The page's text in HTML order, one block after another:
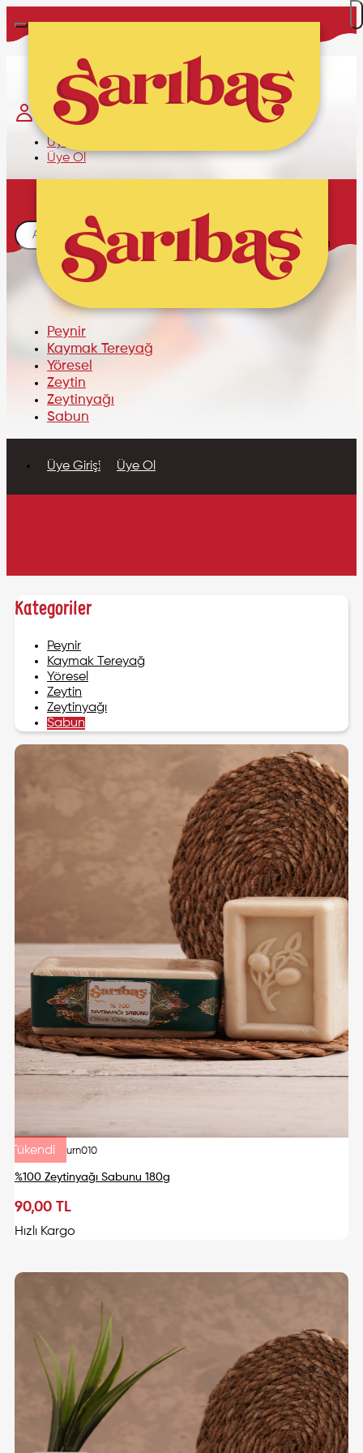
Hakkımızda
İletişim
Üye Girişi
Üye Ol
Sepetim
Alışveriş sepetinizde ürün
bulunmamaktadır.
Peynir
Kaymak Tereyağ
Yöresel
Zeytin
Zeytinyağı
Sabun
Üye Girişi Üye Ol
Kategoriler
Peynir
Kaymak Tereyağ
Yöresel
Zeytin
Zeytinyağı
Sabun
Tükendi urn010
%100 Zeytinyağı Sabunu 180g
90,00 TL
Tükendi
Hızlı Kargo